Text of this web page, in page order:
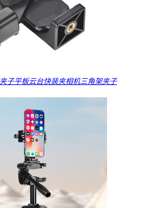
子平板云台快装夹相机三角架夹子